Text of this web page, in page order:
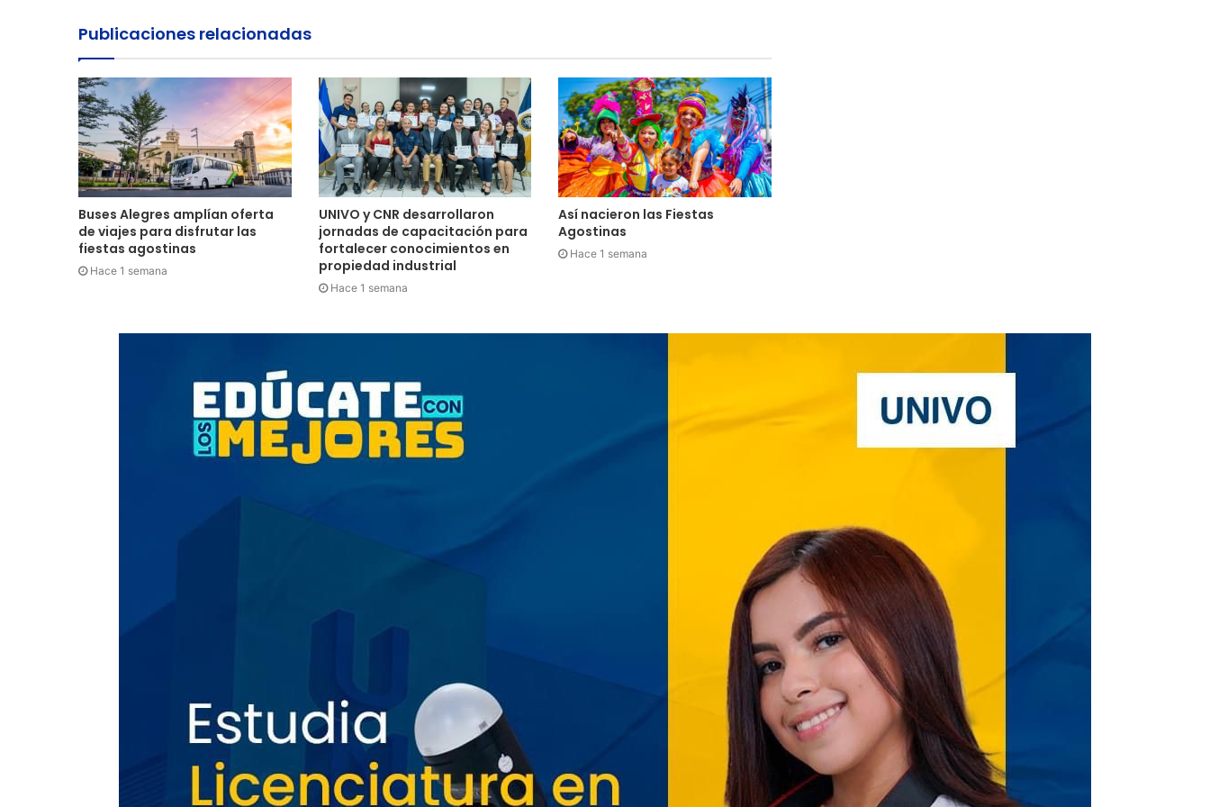
prácticas en su Laboratorio de
Comunicaciones
Licenciatura en Turismo de la
UNIVO forma profesionales con
una preparación práctica e
integral
La universidad que forma a los
profesionales del futuro
La tradicional Bajada del Divino
Perquín vivió su Festival de
Publicaciones relacionadas
Buses Alegres amplían oferta
de viajes para disfrutar las
fiestas agostinas
Hace 1 semana
UNIVO y CNR desarrollaron
jornadas de capacitación para
fortalecer conocimientos en
propiedad industrial
Hace 1 semana
Así nacieron las Fiestas
Agostinas
Hace 1 semana